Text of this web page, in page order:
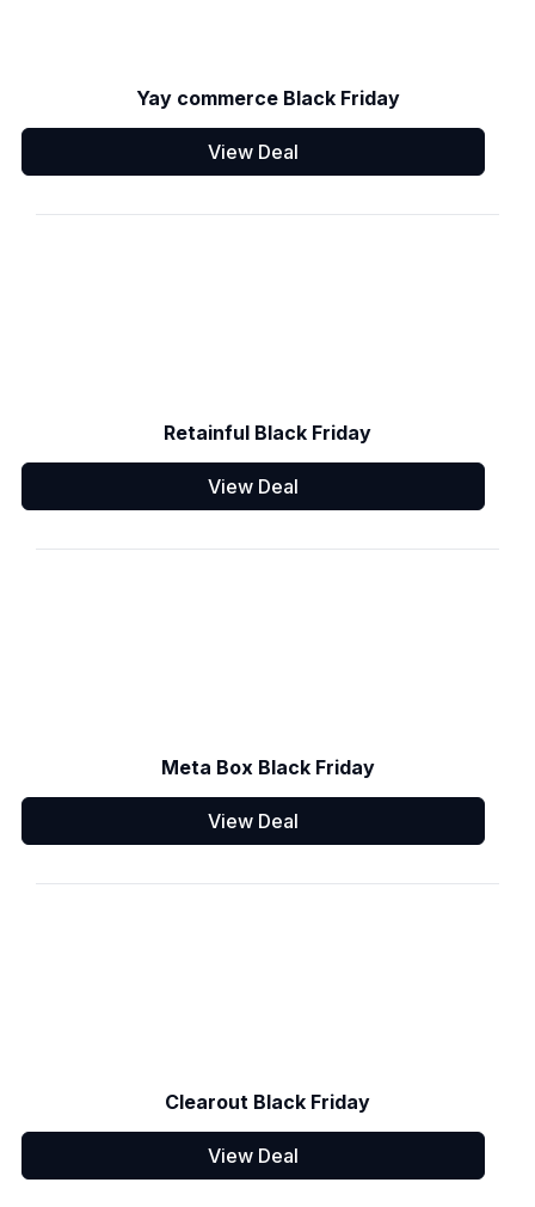
Yay commerce Black Friday
View Deal
Retainful Black Friday
View Deal
Meta Box Black Friday
View Deal
Clearout Black Friday
View Deal